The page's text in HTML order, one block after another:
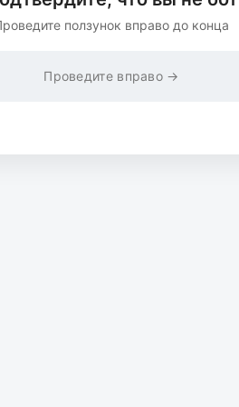
ползунок вправо до конца
Проведите вправо →